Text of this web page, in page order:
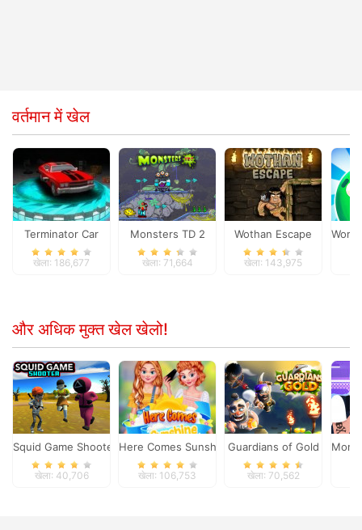
वर्तमान में खेल
Terminator Car
खेला: 186,677
Monsters TD 2
खेला: 71,664
Wothan Escape
खेला: 143,975
और अधिक मुक्त खेल खेलो!
Squid Game Shooter
खेला: 40,706
Here Comes Sunshine
खेला: 106,753
Guardians of Gold
खेला: 70,562